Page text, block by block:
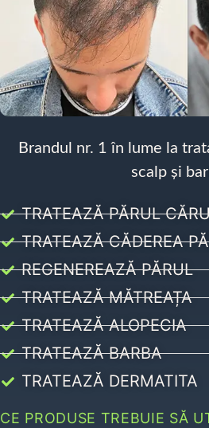
Brandul nr. 1 în lume la
scalp și
TRATEAZĂ PĂRUL
TRATEAZĂ CĂDEREA
REGENEREAZĂ PĂRUL
TRATEAZĂ MĂTREAȚA
TRATEAZĂ ALOPECIA
TRATEAZĂ BARBA
TRATEAZĂ DERMATITA
CE PRODUSE TREBUIE SĂ